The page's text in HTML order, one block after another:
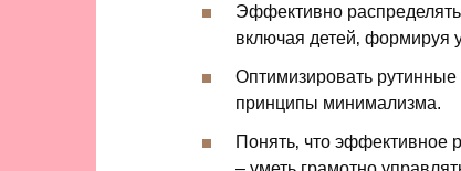
Эффективно
включая детей‚ формируя
Оптимизировать рутинные
принципы минимализма.
Понять‚ что эффективное